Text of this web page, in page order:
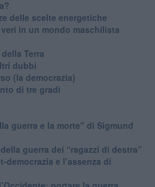
delle scelte energetiche
in un mondo maschilista
Terra
dubbi
(la democrazia)
di tre gradi
guerra e la morte" di Sigmund
guerra dei “ragazzi di destra”
democrazia e l’assenza di